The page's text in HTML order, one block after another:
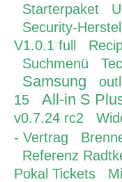
Starterpaket
Security-
V1.0.1 full
Suchmenü
Samsung
15
All-in S
v0.7.24 rc2
- Vertrag
Referenz
Pokal Tickets